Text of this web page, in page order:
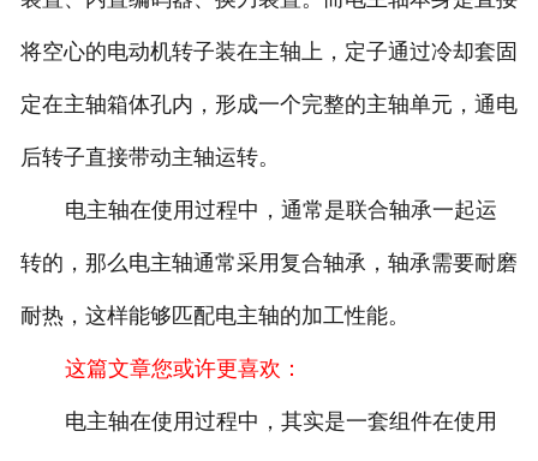
将空心的电动机转子装在主轴上，定子通过冷却套固
定在主轴箱体孔内，形成一个完整的主轴单元，通电
后转子直接带动主轴运转。
电主轴在使用过程中，通常是联合轴承一起运
转的，那么电主轴通常采用复合轴承，轴承需要耐磨
耐热，这样能够匹配电主轴的加工性能。
这篇文章您或许更喜欢：
电主轴在使用过程中，其实是一套组件在使用